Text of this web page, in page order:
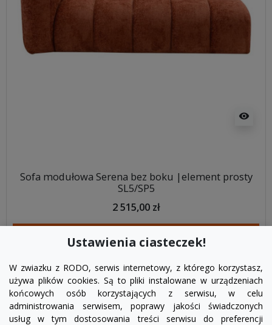
visibility
Sofa modułowa Serena bez boku |element prosty
SL5/SP5
2 515,00 zł
Ustawienia ciasteczek!
W zwiazku z RODO, serwis internetowy, z którego korzystasz,
używa plików cookies. Są to pliki instalowane w urządzeniach
końcowych osób korzystających z serwisu, w celu
administrowania serwisem, poprawy jakości świadczonych
usług w tym dostosowania treści serwisu do preferencji